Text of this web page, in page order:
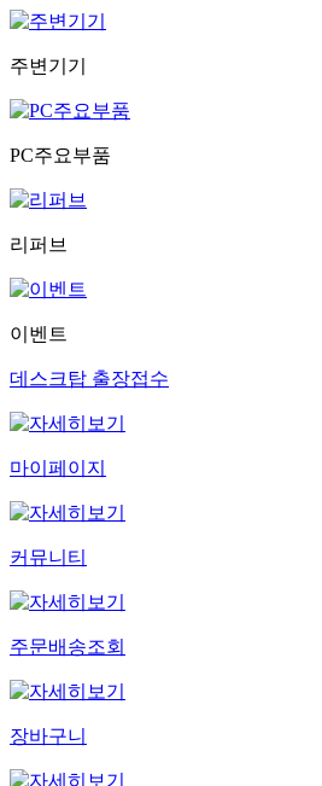
주변기기
PC주요부품
리퍼브
이벤트
데스크탑 출장접수
마이페이지
커뮤니티
주문배송조회
장바구니